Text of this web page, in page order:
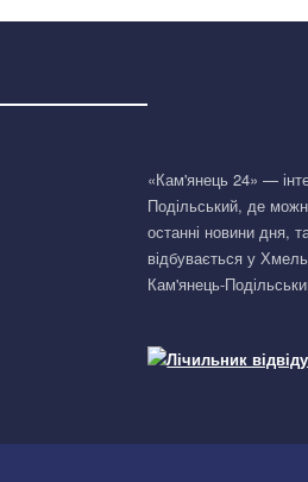
«Кам'янець 24» —
Подільський, де
останні новини дня,
відбувається у
Кам'янець-